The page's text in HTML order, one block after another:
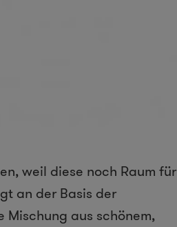
weil diese noch Raum für
an der Basis der
Mischung aus schönem,